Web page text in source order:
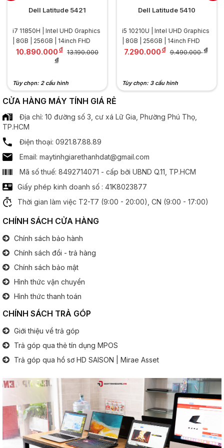
Màn hình
Kích thước:
.............................................................................................
Độ phân giải: Full HD (1920 x 1080)
.............................................................................................
Tần số quét:
Công nghệ MH:Chống chói Anti Glare
Công nghệ IPS
Bộ xử lý đồ hoạ
Chipset đồ hoạ: Intel Iris Xe
Âm thanh
Speaker: 2 x Spearker
Cổng kết nối
Cổng giao tiếp:
3x USB
1x Jack tai nghe 3.5 mm
1x HDMI
1x LAN
1x Tyce C
1x Micro SD
Bàn phím số:
Có
.............................................................................................
Thông tin pin: 6 Cell
Thông tin khác
Dell Latitude 5421
i7 11850H | Intel UHD Graphics
| 8GB | 256GB | 14inch FHD
10.890.000 đ 13.190.000
đ
Tùy chọn: 2 cấu hình
Dell Latitude 5410
i5 10210U | Intel UHD Graphics
| 8GB | 256GB | 14inch FHD
7.290.000 đ 9.490.000đ
Tùy chọn: 3 cấu hình
CỬA HÀNG MÁY TÍNH GIÁ RẺ
Địa chỉ: 10 đường số 3, cư xá Lữ Gia, Phường Phú Thọ,
TP.HCM
Điện thoại: 0921.87.88.89
Email: maytinhgiarethanhdat@gmail.com
Mã số thuế: 8492714071 - cấp bởi UBND Q.11, TP.HCM
Giấy phép kinh doanh số : 41K8023877
Thời gian làm việc T2-T7 (9:00 - 20:00), CN (9:00 - 17:00)
CHÍNH SÁCH CỬA HÀNG
Chính sách bảo hành
Chính sách đổi - trả hàng
Chính sách bảo mật
Hình thức vận chuyển
Hình thức thanh toán
CHÍNH SÁCH TRẢ GÓP
Giới thiệu về trả góp
Trả góp qua thẻ tín dụng MPOS
Trả góp qua hồ sơ HD SAISON | Mirae Asset